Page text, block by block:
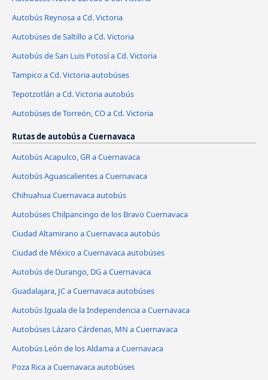
Autobús Reynosa a Cd. Victoria
Autobúses de Saltillo a Cd. Victoria
Autobús de San Luis Potosí a Cd. Victoria
Tampico a Cd. Victoria autobúses
Tepotzotlán a Cd. Victoria autobús
Autobúses de Torreón, CO a Cd. Victoria
Rutas de autobús a Cuernavaca
Autobús Acapulco, GR a Cuernavaca
Autobús Aguascalientes a Cuernavaca
Chihuahua Cuernavaca autobús
Autobúses Chilpancingo de los Bravo Cuernavaca
Ciudad Altamirano a Cuernavaca autobús
Ciudad de México a Cuernavaca autobúses
Autobús de Durango, DG a Cuernavaca
Guadalajara, JC a Cuernavaca autobúses
Autobús Iguala de la Independencia a Cuernavaca
Autobúses Lázaro Cárdenas, MN a Cuernavaca
Autobús León de los Aldama a Cuernavaca
Poza Rica a Cuernavaca autobúses